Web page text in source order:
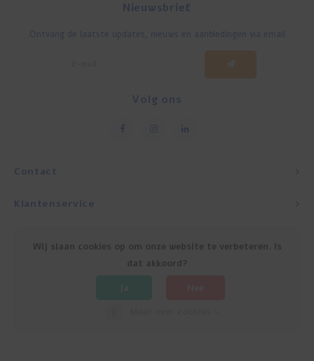
Contact
Nieuwsbrief
Ontvang de laatste updates, nieuws en aanbiedingen via email
Volg ons
Klantenservice
Wij slaan cookies op om onze website te verbeteren. Is
dat akkoord?